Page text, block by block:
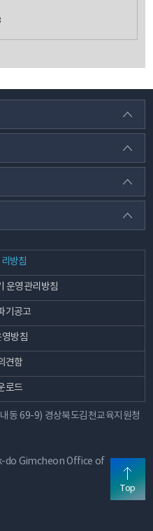
방침
운영관리방침
기공고
방침
견함
로드
동 69-9) 경상북도김천교육지원청
do Gimcheon Office of
Top